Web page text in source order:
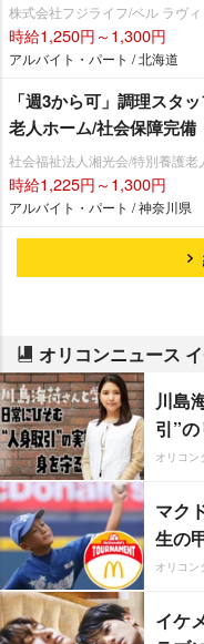
株式会社フジライフ/ベル ラヴ
時給1,250円～1,300円
アルバイト・パート / 北海道
「週3から可」調理スタ
老人ホーム/社会保障完備
社会福祉法人湘光会/特別養護老
時給1,225円～1,300円
アルバイト・パート / 神奈川県
オリコンニュース
川島
引”
オリコン
マク
生の
オリコン
イケ